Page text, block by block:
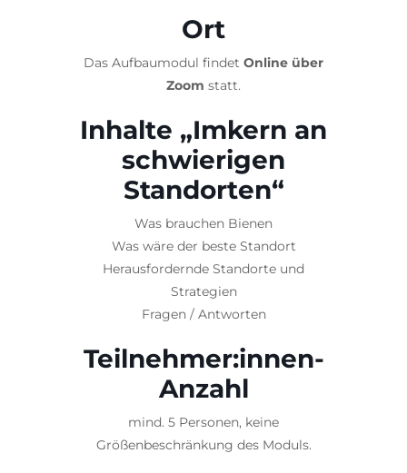
Ort
Das Aufbaumodul findet Online über
Zoom statt.
Inhalte „Imkern an
schwierigen
Standorten“
Was brauchen Bienen
Was wäre der beste Standort
Herausfordernde Standorte und
Strategien
Fragen / Antworten
Teilnehmer:innen-
Anzahl
mind. 5 Personen, keine
Größenbeschränkung des Moduls.